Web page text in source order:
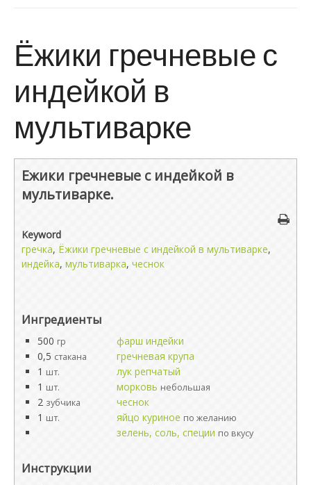
Ёжики гречневые с
индейкой в
мультиварке
Ежики гречневые с индейкой в
мультиварке.
Keyword
гречка, Ёжики гречневые с индейкой в мультиварке,
индейка, мультиварка, чеснок
Ингредиенты
500 гр
фарш индейки
0,5 стакана
гречневая крупа
1 шт.
лук репчатый
1 шт. морковь небольшая
2 зубчика
чеснок
1 шт. яйцо куриное по желанию
зелень, соль, специи по вкусу
Инструкции